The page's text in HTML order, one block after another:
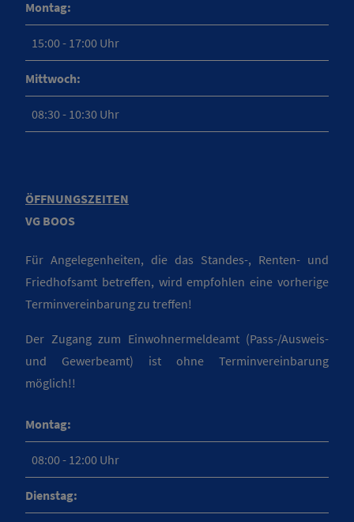
Montag:
15:00 - 17:00 Uhr
Mittwoch:
08:30 - 10:30 Uhr
ÖFFNUNGSZEITEN
VG BOOS
Für Angelegenheiten, die das Standes-, Renten- und
Friedhofsamt betreffen, wird empfohlen eine vorherige
Terminvereinbarung zu treffen!
Der Zugang zum Einwohnermeldeamt (Pass-/Ausweis-
und Gewerbeamt) ist ohne Terminvereinbarung
möglich!!
Montag:
08:00 - 12:00 Uhr
Dienstag: